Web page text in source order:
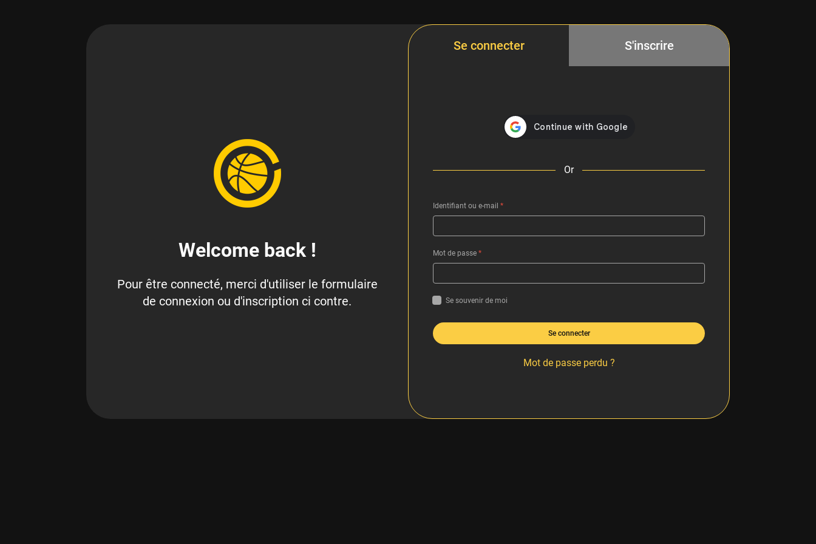
Welcome back !
Pour être connecté, merci d'utiliser le formulaire
de connexion ou d'inscription ci contre.
Se connecter S'inscrire
Or
Identifiant ou e-mail *
Mot de passe *
Se souvenir de moi
Se connecter
Mot de passe perdu ?